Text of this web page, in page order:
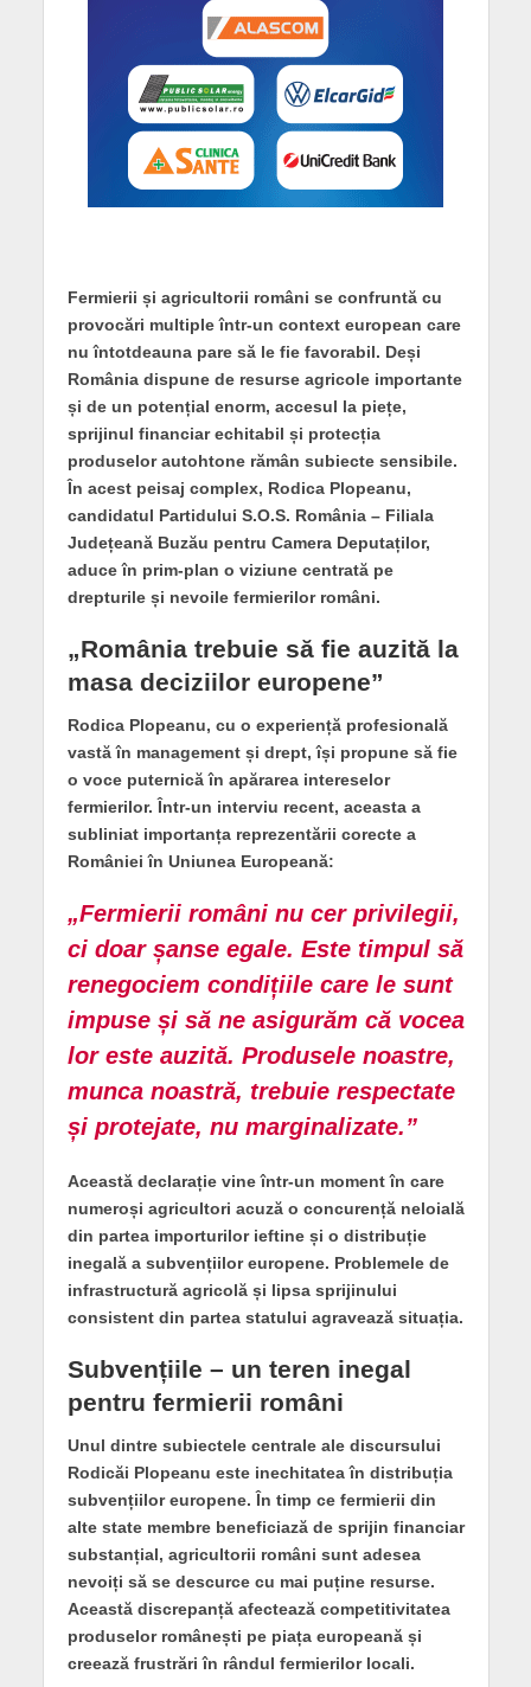
Fermierii și agricultorii români se confruntă cu
provocări multiple într-un context european care
nu întotdeauna pare să le fie favorabil. Deși
România dispune de resurse agricole importante
și de un potențial enorm, accesul la piețe,
sprijinul financiar echitabil și protecția
produselor autohtone rămân subiecte sensibile.
În acest peisaj complex, Rodica Plopeanu,
candidatul Partidului S.O.S. România – Filiala
Județeană Buzău pentru Camera Deputaților,
aduce în prim-plan o viziune centrată pe
drepturile și nevoile fermierilor români.
„România trebuie să fie auzită la
masa deciziilor europene”
Rodica Plopeanu, cu o experiență profesională
vastă în management și drept, își propune să fie
o voce puternică în apărarea intereselor
fermierilor. Într-un interviu recent, aceasta a
subliniat importanța reprezentării corecte a
României în Uniunea Europeană:
„Fermierii români nu cer privilegii,
ci doar șanse egale. Este timpul să
renegociem condițiile care le sunt
impuse și să ne asigurăm că vocea
lor este auzită. Produsele noastre,
munca noastră, trebuie respectate
și protejate, nu marginalizate.”
Această declarație vine într-un moment în care
numeroși agricultori acuză o concurență neloială
din partea importurilor ieftine și o distribuție
inegală a subvențiilor europene. Problemele de
infrastructură agricolă și lipsa sprijinului
consistent din partea statului agravează situația.
Subvențiile – un teren inegal
pentru fermierii români
Unul dintre subiectele centrale ale discursului
Rodicăi Plopeanu este inechitatea în distribuția
subvențiilor europene. În timp ce fermierii din
alte state membre beneficiază de sprijin financiar
substanțial, agricultorii români sunt adesea
nevoiți să se descurce cu mai puține resurse.
Această discrepanță afectează competitivitatea
produselor românești pe piața europeană și
creează frustrări în rândul fermierilor locali.